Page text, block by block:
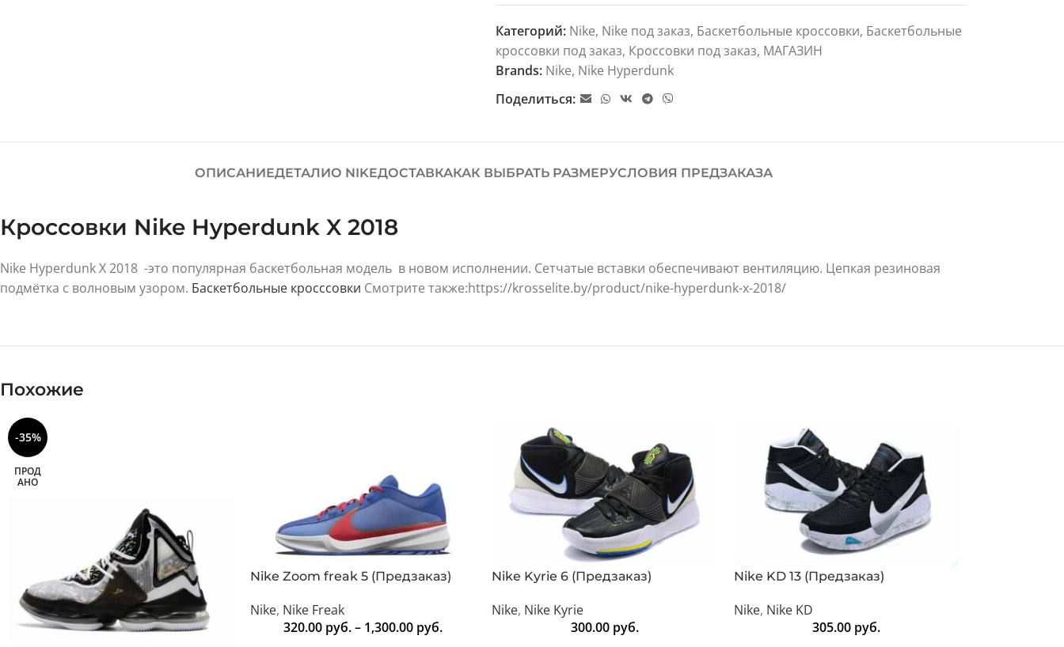
Категорий: Nike, Nike под заказ, Баскетбольные кроссовки, Баскетбольные
кроссовки под заказ, Кроссовки под заказ, МАГАЗИН
Brands: Nike, Nike Hyperdunk
Поделиться:
ОПИСАНИЕДЕТАЛИО NIKEДОСТАВКАКАК ВЫБРАТЬ РАЗМЕРУСЛОВИЯ ПРЕДЗАКАЗА
Кроссовки Nike Hyperdunk X 2018
Nike Hyperdunk X 2018 -это популярная баскетбольная модель в новом исполнении. Сетчатые вставки обеспечивают вентиляцию. Цепкая резиновая
подмётка с волновым узором. Баскетбольные кросссовки Смотрите также:https://krosselite.by/product/nike-hyperdunk-x-2018/
Похожие
-35%
ПРОД
АНО
Nike Zoom freak 5 (Предзаказ)
Nike, Nike Freak
320.00 руб.– 1,300.00 руб.
Nike Kyrie 6 (Предзаказ)
Nike, Nike Kyrie
300.00 руб.
Nike KD 13 (Предзаказ)
Nike, Nike KD
305.00 руб.